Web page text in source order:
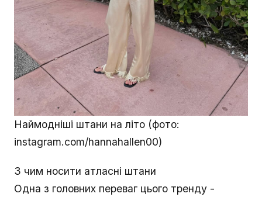
Наймодніші штани на літо (фото:
instagram.com/hannahallen00)
З чим носити атласні штани
Одна з головних переваг цього тренду -